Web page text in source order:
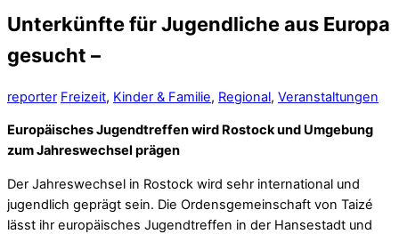
Unterkünfte für Jugendliche aus Europa
gesucht –
reporter Freizeit, Kinder & Familie, Regional, Veranstaltungen
Europäisches Jugendtreffen wird Rostock und Umgebung
zum Jahreswechsel prägen
Der Jahreswechsel in Rostock wird sehr international und
jugendlich geprägt sein. Die Ordensgemeinschaft von Taizé
lässt ihr europäisches Jugendtreffen in der Hansestadt und